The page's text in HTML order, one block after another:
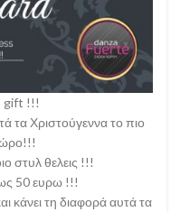
gift !!!
τα Χριστούγεννα το πιο
στυλ θελεις !!!
50 ευρω !!!
κάνει τη διαφορά αυτά τα